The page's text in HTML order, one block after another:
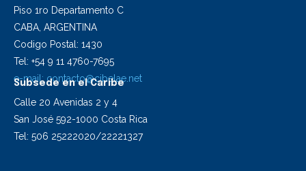
Piso 1ro Departamento C
CABA, ARGENTINA
Codigo Postal: 1430
Tel: +54 9 11 4760-7695
e-mail: contacto@cibelae.net
Subsede en el Caribe
Calle 20 Avenidas 2 y 4
San José 592-1000 Costa Rica
Tel: 506 25222020/22221327